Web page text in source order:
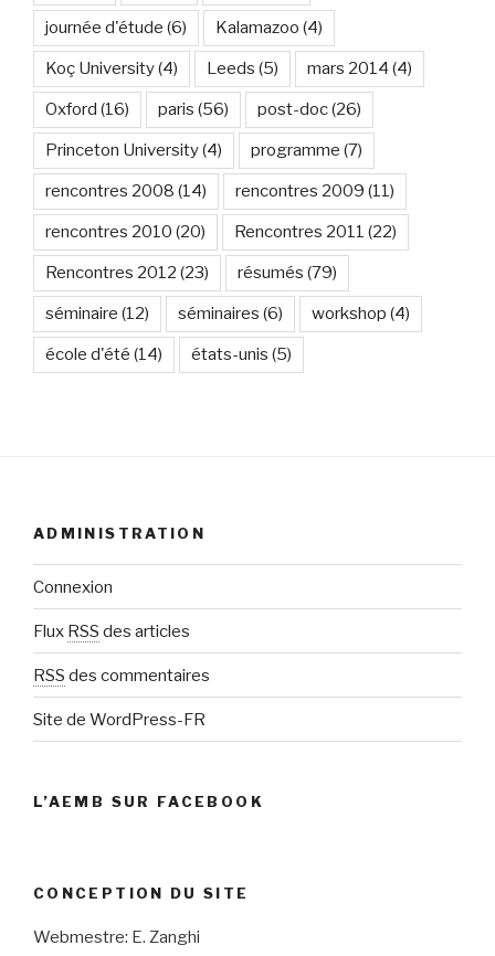
journée d'étude (6) Kalamazoo (4)
Koç University(4) Leeds (5) mars 2014 (4)
Oxford (16) paris (56) post-doc(26)
Princeton University(4) programme (7)
rencontres 2008 (14) rencontres 2009 (11)
rencontres 2010 (20) Rencontres 2011 (22)
Rencontres 2012 (23) résumés (79)
séminaire (12) séminaires (6) workshop (4)
école d'été (14) états-unis (5)
ADMINISTRATION
Connexion
Flux RSS des articles
RSS des commentaires
Site de WordPress-FR
L’AEMB SUR FACEBOOK
CONCEPTION DU SITE
Webmestre: E. Zanghi